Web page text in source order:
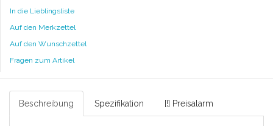
In die Lieblingsliste
Auf den Merkzettel
Auf den Wunschzettel
Fragen zum Artikel
Beschreibung Spezifikation [!] Preisalarm